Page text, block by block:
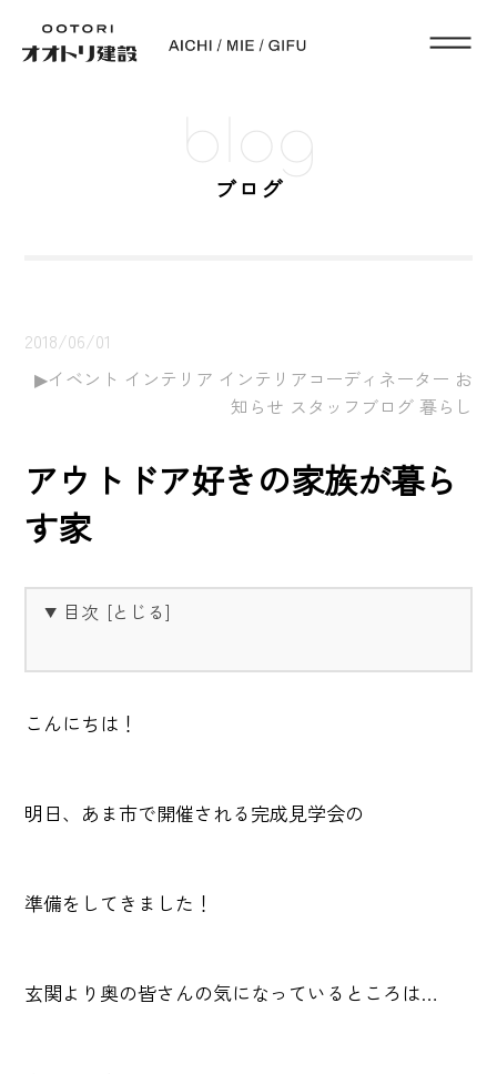
blog
ブログ
2018/06/01
イベント インテリア インテリアコーディネーター お
知らせ スタッフブログ 暮らし
アウトドア好きの家族が暮ら
す家
目次
こんにちは！
明日、あま市で開催される完成見学会の
準備をしてきました！
玄関より奥の皆さんの気になっているところは…